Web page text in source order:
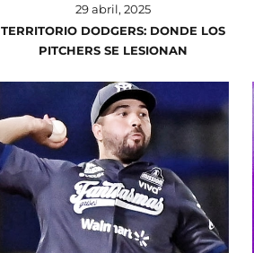
29 abril, 2025
TERRITORIO DODGERS: DONDE LOS
PITCHERS SE LESIONAN